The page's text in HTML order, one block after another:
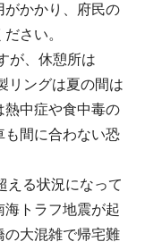
がかかり、府民の
さい。
が、休憩所は
リングは夏の間は
熱中症や食中毒の
も間に合わない恐
える状況になって
海トラフ地震が起
の大混雑で帰宅難